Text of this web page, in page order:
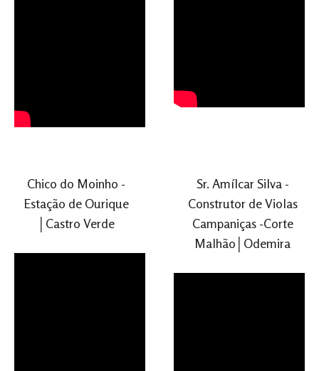
Chico do Moinho -
Estação de Ourique
│Castro Verde
Sr. Amílcar Silva -
Construtor de Violas
Campaniças -Corte
Malhão│Odemira